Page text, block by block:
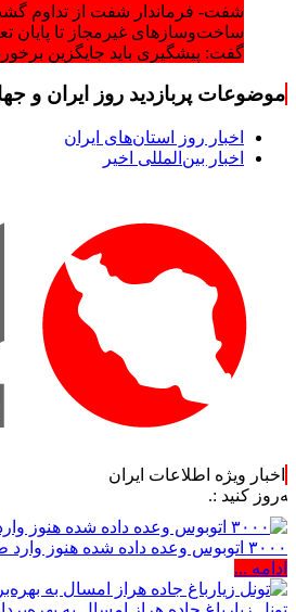
شفت- فرماندار شفت از تداوم
ساخت‌وسازهای غیرمجاز تا پایان
گفت: پیشگیری باید جایگزین
موضوعات پربازدید روز ایران و
اخبار روز استان‌های ایران
اخبار بین‌المللی اخیر
اخبار ویژه اطلاعات ایران
۳۰۰۰ اتوبوس وعده داده شده هنوز وارد طرح اربعین نشده است
ادامه ...